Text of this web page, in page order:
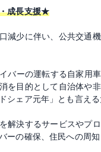
成長支援★
減少に伴い、公共交通
バーの運転する自家
を目的として自治体や
シェア元年」とも言える
解決するサービスやプ
ーの確保、住民への周